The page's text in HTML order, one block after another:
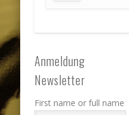
Anmeldung
Newsletter
First name or full name